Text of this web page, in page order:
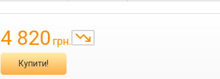
4 820 грн.
Купити!